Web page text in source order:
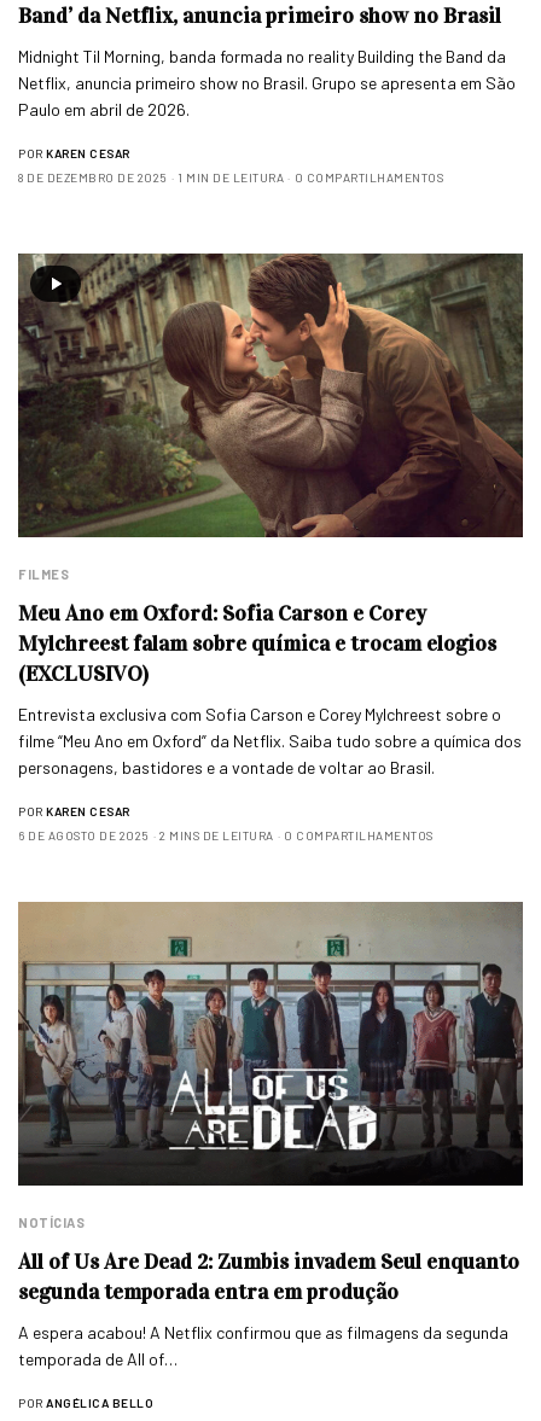
Band’ da Netflix, anuncia primeiro show no Brasil
Midnight Til Morning, banda formada no reality Building the Band da
Netflix, anuncia primeiro show no Brasil. Grupo se apresenta em São
Paulo em abril de 2026.
POR KAREN CESAR
8 DE DEZEMBRO DE 2025
1 MIN DE LEITURA 0 COMPARTILHAMENTOS
FILMES
Meu Ano em Oxford: Sofia Carson e Corey
Mylchreest falam sobre química e trocam elogios
(EXCLUSIVO)
Entrevista exclusiva com Sofia Carson e Corey Mylchreest sobre o
filme “Meu Ano em Oxford” da Netflix. Saiba tudo sobre a química dos
personagens, bastidores e a vontade de voltar ao Brasil.
POR KAREN CESAR
6 DE AGOSTO DE 2025
2 MINS DE LEITURA 0 COMPARTILHAMENTOS
NOTÍCIAS
All of Us Are Dead 2: Zumbis invadem Seul enquanto
segunda temporada entra em produção
A espera acabou! A Netflix confirmou que as filmagens da segunda
temporada de All of…
POR ANGÉLICA BELLO